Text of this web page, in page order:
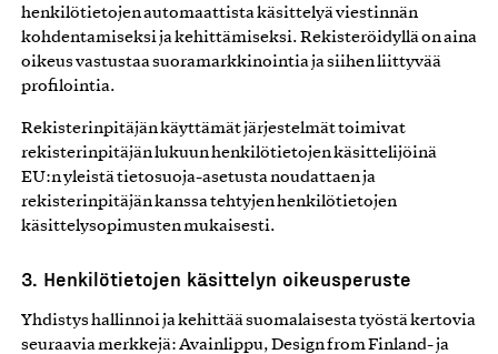
henkilötietojen automaattista käsittelyä viestinnän
kohdentamiseksi ja kehittämiseksi. Rekisteröidyllä on aina
oikeus vastustaa suoramarkkinointia ja siihen liittyvää
profilointia.
Rekisterinpitäjän käyttämät järjestelmät toimivat
rekisterinpitäjän lukuun henkilötietojen käsittelijöinä
EU:n yleistä tietosuoja-asetusta noudattaen ja
rekisterinpitäjän kanssa tehtyjen henkilötietojen
käsittelysopimusten mukaisesti.
3. Henkilötietojen käsittelyn oikeusperuste
Yhdistys hallinnoi ja kehittää suomalaisesta työstä kertovia
seuraavia merkkejä: Avainlippu, Design from Finland- ja